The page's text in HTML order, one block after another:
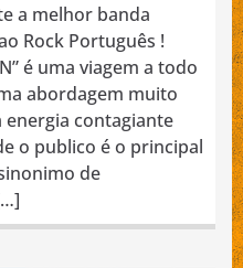
a melhor banda
Rock Português !
é uma viagem a todo
abordagem muito
contagiante
o publico é o principal
de